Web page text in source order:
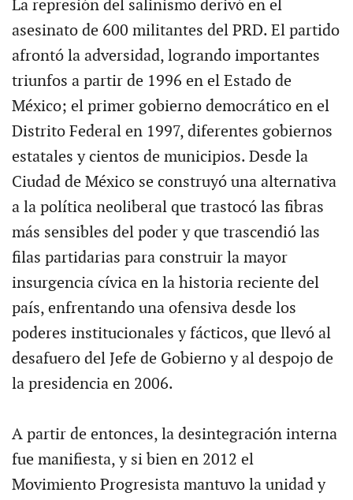
La represión del salinismo derivó en el
asesinato de 600 militantes del PRD. El partido
afrontó la adversidad, logrando importantes
triunfos a partir de 1996 en el Estado de
México; el primer gobierno democrático en el
Distrito Federal en 1997, diferentes gobiernos
estatales y cientos de municipios. Desde la
Ciudad de México se construyó una alternativa
a la política neoliberal que trastocó las fibras
más sensibles del poder y que trascendió las
filas partidarias para construir la mayor
insurgencia cívica en la historia reciente del
país, enfrentando una ofensiva desde los
poderes institucionales y fácticos, que llevó al
desafuero del Jefe de Gobierno y al despojo de
la presidencia en 2006.
A partir de entonces, la desintegración interna
fue manifiesta, y si bien en 2012 el
Movimiento Progresista mantuvo la unidad y